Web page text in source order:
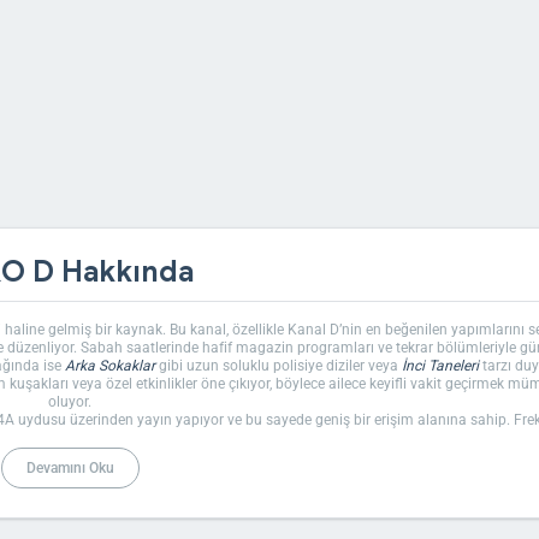
D Hakkında
gelmiş bir kaynak. Bu kanal, özellikle Kanal D’nin en beğenilen yapımlarını
Sabah saatlerinde hafif magazin programları ve tekrar bölümleriyle
ise Arka Sokaklargibi uzun soluklu polisiye diziler veya İnci Taneleritarzı
veya özel etkinlikler öne çıkıyor, böylece ailece keyifli vakit geçirmek
oluyor.
uydusu üzerinden yayın yapıyor ve bu sayede geniş bir erişim alanına sahip.
bilgiler, izleyicilerin kanalı sorunsuz takip etmesine yardımcı oluyor.
profesyonel yaklaşımdan kaynaklanıyor. Yıllardır kaliteli yayıncılık anlayışıyla
sıkçaEuro D nasıl izlenir
Devamını Oku